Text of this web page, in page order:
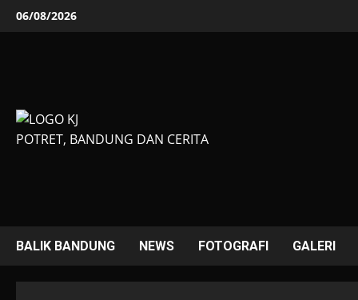
Skip06/08/2026
POTRET, BANDUNG DAN CERITA
BALIK BANDUNG NEWS FOTOGRAFI GALERI